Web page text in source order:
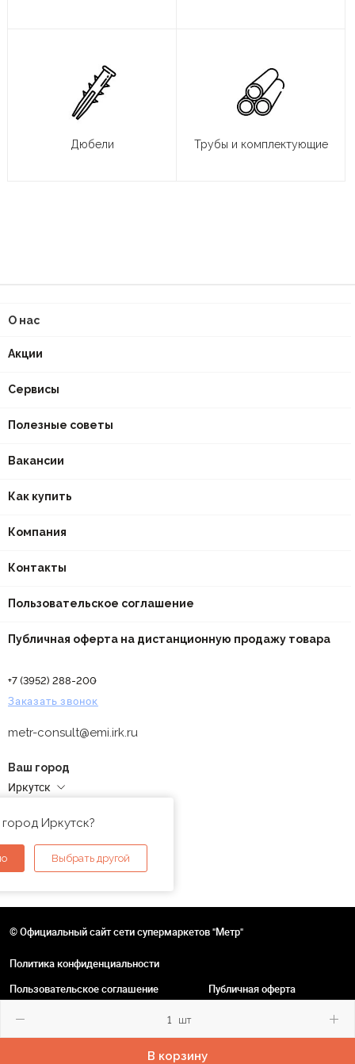
шт
В корзину
Дюбели Трубы и комплектующие
О нас
Акции
Сервисы
Полезные советы
Вакансии
Как купить
Компания
Контакты
Пользовательское соглашение
Публичная оферта на дистанционную продажу товара
+7 (3952) 288-200
Заказать звонок
metr-consult@emi.irk.ru
Ваш город
Иркутск
Иркутск?
Выбрать другой
© Официальный сайт сети супермаркетов "Метр"
Политика конфиденциальности
Пользовательское соглашение
Публичная оферта